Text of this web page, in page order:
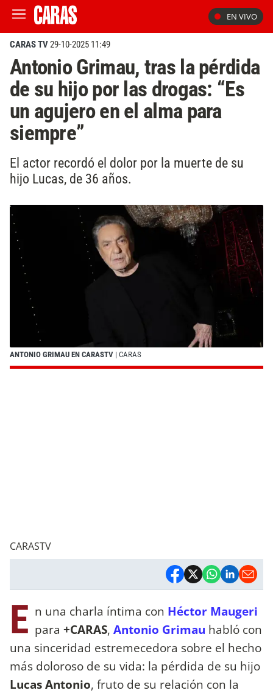
EN VIVO
CARAS TV29-10-2025 11:49
Antonio Grimau, tras la pérdida
de su hijo por las drogas: “Es
un agujero en el alma para
siempre”
El actor recordó el dolor por la muerte de su
hijo Lucas, de 36 años.
ANTONIO GRIMAU EN CARASTV | CARAS
CARASTV
E n una charla íntima con Héctor Maugeri
para +CARAS, Antonio Grimau habló con
una sinceridad estremecedora sobre el hecho
más doloroso de su vida: la pérdida de su hijo
Lucas Antonio, fruto de su relación con la